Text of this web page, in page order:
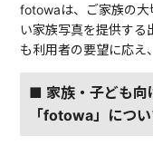
fotowaは、ご家族の大
い家族写真を提供する
も利用者の要望に応え
■ 家族・子ども向
「fotowa」につ